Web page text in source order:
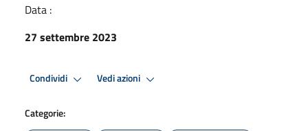
Data :
27 settembre 2023
Condividi Vedi azioni
Categorie: